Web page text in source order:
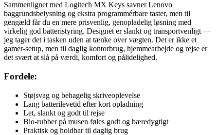
Sammenlignet med Logitech MX Keys savner Lenovo
baggrundsbelysning og ekstra programmérbare taster, men til
gengæld får du en mere prisvenlig, genopladelig løsning med
virkelig god batteristyring. Designet er slankt og transportvenligt —
jeg tager det i tasken uden at tænke over vægten. Det er ikke et
gamer-setup, men til daglig kontorbrug, hjemmearbejde og rejse er
det svært at slå på værdi, komfort og pålidelighed.
Fordele:
Støjsvag og behagelig skriveoplevelse
Lang batterilevetid efter kort opladning
Let, slankt og godt til rejse
Bio-rubber på musen føles godt og bæredygtigt
Praktisk og holdbar til daglig brug